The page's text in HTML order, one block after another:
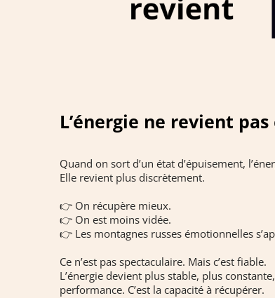
L’énergie ne revient
Quand on sort d’un état d’épuisement,
Elle revient plus discrètement.
👉 On récupère mieux.
👉 On est moins vidée.
👉 Les montagnes russes émotionnelles
Ce n’est pas spectaculaire. Mais c’est fiable.
L’énergie devient plus stable, plus
performance. C’est la capacité à récupérer.